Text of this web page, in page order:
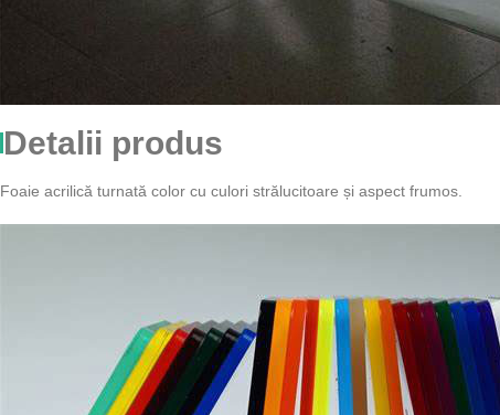
Detalii produs
Foaie acrilică turnată color cu culori strălucitoare și aspect frumos.